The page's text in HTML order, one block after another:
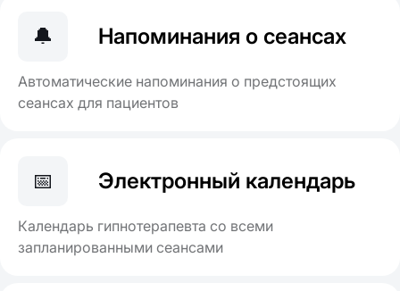
🔔 Напоминания о сеансах
Автоматические напоминания о предстоящих
сеансах для пациентов
📅 Электронный календарь
Календарь гипнотерапевта со всеми
запланированными сеансами